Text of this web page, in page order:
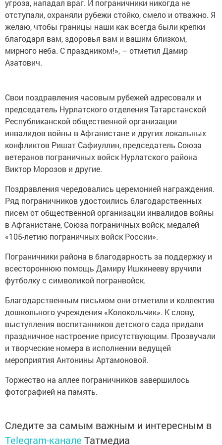
угроза, нападал враг. И пограничники никогда не
отступали, охраняли рубежи стойко, смело и отважно. Я
желаю, чтобы границы наши как всегда были крепки
благодаря вам, здоровья вам и вашим близком,
мирного неба. С праздником!», – отметил Дамир
Азатович.
Свои поздравления часовым рубежей адресовали и
председатель Нурлатского отделения Татарстанской
Республиканской общественной организации
инвалидов войны в Афганистане и других локальных
конфликтов Ришат Сафиуллин, председатель Союза
ветеранов пограничных войск Нурлатского района
Виктор Морозов и другие.
Поздравления чередовались церемонией награждения.
Ряд пограничников удостоились благодарственных
писем от общественной организации инвалидов войны
в Афганистане, Союза пограничных войск, медалей
«105-летию пограничных войск России».
Пограничники района в благодарность за поддержку и
всестороннюю помощь Дамиру Ишкинееву вручили
футболку с символикой погранвойск.
Благодарственным письмом они отметили и коллектив
дошкольного учреждения «Колокольчик». К слову,
выступления воспитанников детского сада придали
праздничное настроение присутствующим. Прозвучали
и творческие номера в исполнении ведущей
мероприятия Антонины Артамоновой.
Торжество на аллее пограничников завершилось
фотографией на память.
Следите за самым важным и интересным в
Telegram-канале Татмедиа